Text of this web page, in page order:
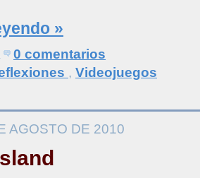
»
0 comentarios
, Videojuegos
AGOSTO DE 2010